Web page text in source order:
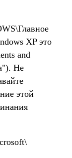
XP это
and
Не
этой